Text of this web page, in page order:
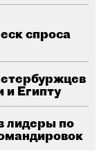
спроса
и Египту
лидеры по